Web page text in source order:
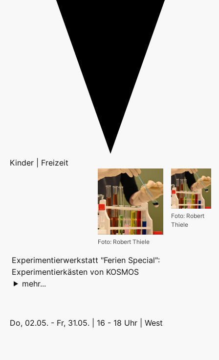
Kinder | Freizeit
Foto: Robert
Thiele
Foto: Robert Thiele
Experimentierwerkstatt "Ferien Special":
Experimentierkästen von KOSMOS
mehr...
Do, 02.05. - Fr, 31.05. | 16 - 18 Uhr | West